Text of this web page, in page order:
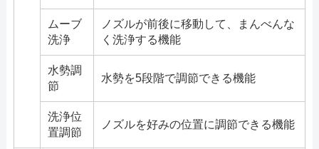
ムーブ
洗浄
ノズルが前後に移動して、まんべんな
く洗浄する機能
水勢調
節
水勢を5段階で調節できる機能
洗浄位
置調節
ノズルを好みの位置に調節できる機能